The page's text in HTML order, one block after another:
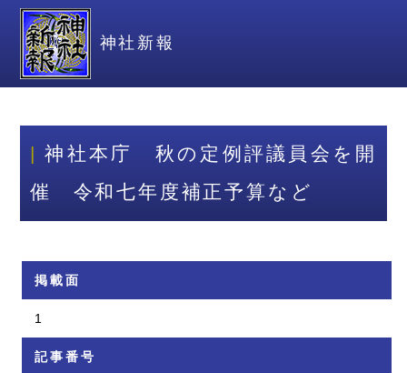
神社新報
神社本庁 秋の定例評議員会を開
催 令和七年度補正予算など
掲載面
1
記事番号